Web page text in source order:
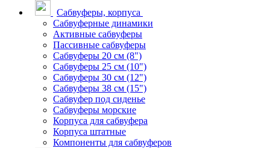
Сабвуферы, корпуса
Сабвуферные динамики
Активные сабвуферы
Пассивные сабвуферы
Сабвуферы 20 см (8")
Сабвуферы 25 см (10")
Сабвуферы 30 см (12")
Сабвуферы 38 см (15")
Сабвуфер под сиденье
Сабвуферы морские
Корпуса для сабвуфера
Корпуса штатные
Компоненты для сабвуферов